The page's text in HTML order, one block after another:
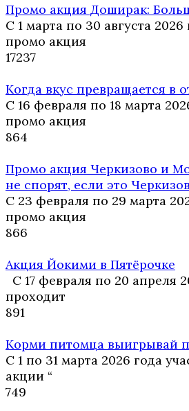
Промо акция Доширак:
С 1 марта по 30 августа
промо акция
17237
Когда вкус превращается в
С 16 февраля по 18 марта
промо акция
864
Промо акция Черкизово и
не спорят, если это
С 23 февраля по 29 марта
промо акция
866
Акция Йокими в Пятёрочке
С 17 февраля по 20 апреля
проходит
891
Корми питомца выигрывай
С 1 по 31 марта 2026 года
акции “
749